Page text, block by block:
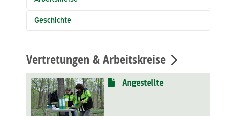
Geschichte
Vertretungen & Arbeitskreise
Angestellte